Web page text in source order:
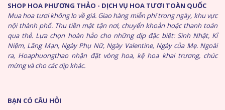
SHOP HOA PHƯƠNG THẢO - DỊCH VỤ HOA TƯƠI TOÀN QUỐC
Mua hoa tươi không lo về giá. Giao hàng miễn phí trong ngày, khu vực
nội thành phố. Thu tiền mặt tận nơi, chuyển khoản hoặc thanh toán
qua thẻ. Lựa chọn hoàn hảo cho những dịp đặc biệt: Sinh Nhật, Kỉ
Niệm, Lãng Mạn, Ngày Phụ Nữ, Ngày Valentine, Ngày của Mẹ. Ngoài
ra, Hoaphuongthao nhận đặt vòng hoa, kệ hoa khai trương, chúc
mừng và cho các dịp khác.
BẠN CÓ CÂU HỎI